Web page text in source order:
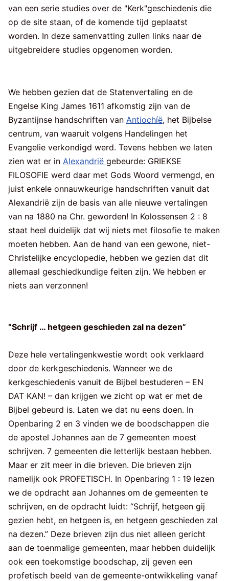
van een serie studies over de "Kerk"geschiedenis die
op de site staan, of de komende tijd geplaatst
worden. In deze samenvatting zullen links naar de
uitgebreidere studies opgenomen worden.
We hebben gezien dat de Statenvertaling en de
Engelse King James 1611 afkomstig zijn van de
Byzantijnse handschriften van Antiochíë, het Bijbelse
centrum, van waaruit volgens Handelingen het
Evangelie verkondigd werd. Tevens hebben we laten
zien wat er in Alexandrië gebeurde: GRIEKSE
FILOSOFIE werd daar met Gods Woord vermengd, en
juist enkele onnauwkeurige handschriften vanuit dat
Alexandrië zijn de basis van alle nieuwe vertalingen
van na 1880 na Chr. geworden! In Kolossensen 2 : 8
staat heel duidelijk dat wij niets met filosofie te maken
moeten hebben. Aan de hand van een gewone, niet-
Christelijke encyclopedie, hebben we gezien dat dit
allemaal geschiedkundige feiten zijn. We hebben er
niets aan verzonnen!
“Schrijf … hetgeen geschieden zal na dezen”
Deze hele vertalingenkwestie wordt ook verklaard
door de kerkgeschiedenis. Wanneer we de
kerkgeschiedenis vanuit de Bijbel bestuderen – EN
DAT KAN! – dan krijgen we zicht op wat er met de
Bijbel gebeurd is. Laten we dat nu eens doen. In
Openbaring 2 en 3 vinden we de boodschappen die
de apostel Johannes aan de 7 gemeenten moest
schrijven. 7 gemeenten die letterlijk bestaan hebben.
Maar er zit meer in die brieven. Die brieven zijn
namelijk ook PROFETISCH. In Openbaring 1 : 19 lezen
we de opdracht aan Johannes om de gemeenten te
schrijven, en de opdracht luidt: “Schrijf, hetgeen gij
gezien hebt, en hetgeen is, en hetgeen geschieden zal
na dezen.” Deze brieven zijn dus niet alleen gericht
aan de toenmalige gemeenten, maar hebben duidelijk
ook een toekomstige boodschap, zij geven een
profetisch beeld van de gemeente-ontwikkeling vanaf